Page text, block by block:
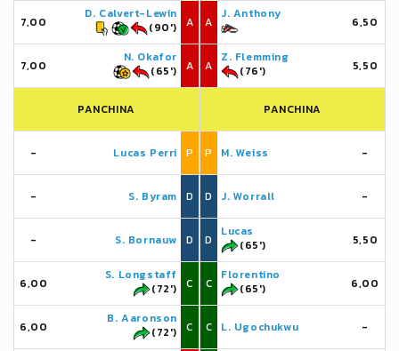
7,00
D. Calvert-Lewin
(90')
A
7,00
N. Okafor
(65')
A
PANCHINA
- Lucas Perri P
- S. Byram D
- S. Bornauw D
6,00
S. Longstaff
(72')
C
6,00
B. Aaronson
(72')
C
A
J. Anthony
6,50
A
Z. Flemming
(76')
5,50
PANCHINA
P M. Weiss -
D J. Worrall -
D
Lucas
(65')
5,50
C
Florentino
(65')
6,00
C L. Ugochukwu -